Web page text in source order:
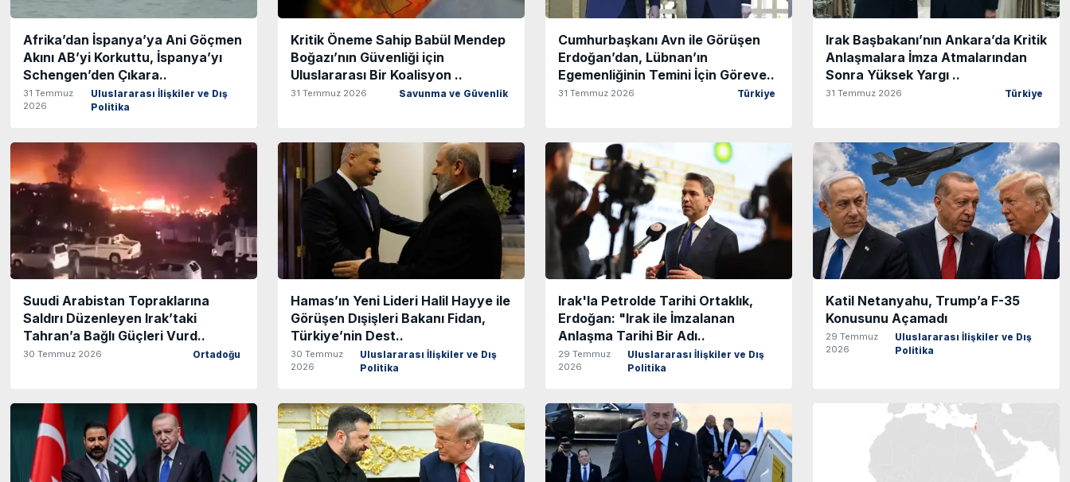
Afrika’dan İspanya’ya Ani Göçmen
Akını AB’yi Korkuttu, İspanya’yı
Schengen’den Çıkara..
31 Temmuz
2026
Uluslararası İlişkiler ve Dış
Politika
Kritik Öneme Sahip Babül Mendep
Boğazı’nın Güvenliği için
Uluslararası Bir Koalisyon ..
31 Temmuz 2026 Savunma ve Güvenlik
Cumhurbaşkanı Avn ile Görüşen
Erdoğan’dan, Lübnan’ın
Egemenliğinin Temini İçin Göreve..
31 Temmuz 2026 Türkiye
Irak Başbakanı’nın Ankara’da Kritik
Anlaşmalara İmza Atmalarından
Sonra Yüksek Yargı ..
31 Temmuz 2026 Türkiye
Suudi Arabistan Topraklarına
Saldırı Düzenleyen Irak’taki
Tahran’a Bağlı Güçleri Vurd..
30 Temmuz 2026 Ortadoğu
Hamas’ın Yeni Lideri Halil Hayye ile
Görüşen Dışişleri Bakanı Fidan,
Türkiye’nin Dest..
30 Temmuz
2026
Uluslararası İlişkiler ve Dış
Politika
Irak'la Petrolde Tarihi Ortaklık,
Erdoğan: "Irak ile İmzalanan
Anlaşma Tarihi Bir Adı..
29 Temmuz
2026
Uluslararası İlişkiler ve Dış
Politika
Katil Netanyahu, Trump’a F-35
Konusunu Açamadı
29 Temmuz
2026
Uluslararası İlişkiler ve Dış
Politika